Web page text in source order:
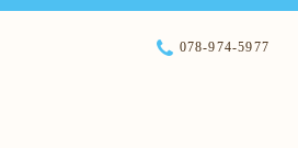
078-974-5977